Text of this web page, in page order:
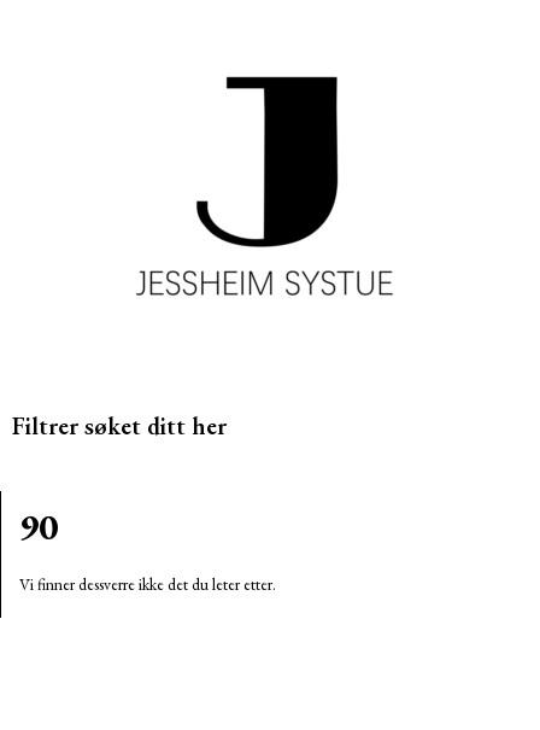
Filtrer søket ditt her
90
Vi finner dessverre ikke det du leter etter.